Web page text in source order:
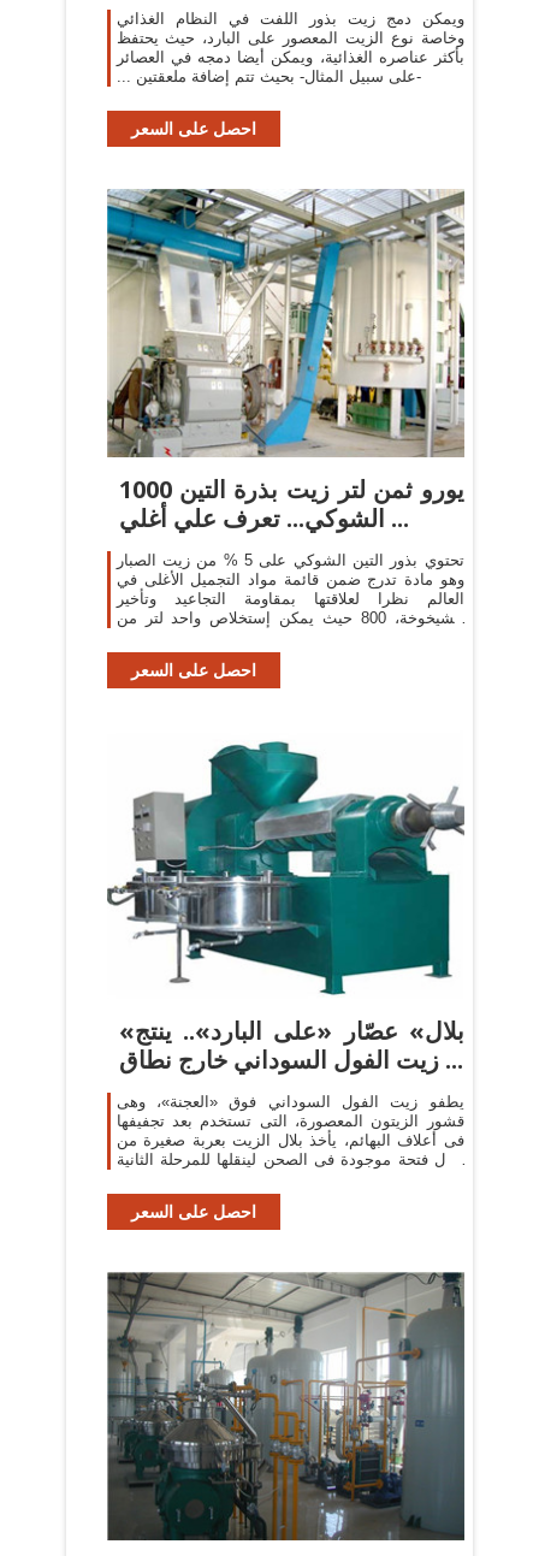
‫ويمكن دمج زيت بذور اللفت في النظام الغذائي
وخاصة نوع الزيت المعصور ‫على البارد، حيث يحتفظ
بأكثر عناصره الغذائية، ويمكن أيضا دمجه في ‫العصائر
-على سبيل المثال- بحيث تتم إضافة ملعقتين ...
احصل على السعر
1000 يورو ثمن لتر زيت بذرة التين
الشوكي... تعرف علي أغلي ...
تحتوي بذور التين الشوكي على 5 % من زيت الصبار
وهو مادة تدرج ضمن قائمة مواد التجميل الأغلى في
العالم نظرا لعلاقتها بمقاومة التجاعيد وتأخير
الشيخوخة، 800 حيث يمكن إستخلاص واحد لتر من
احصل على السعر
«بلال» عصّار «على البارد».. ينتج
زيت الفول السوداني خارج نطاق ...
يطفو زيت الفول السوداني فوق «العجنة»، وهى
قشور الزيتون المعصورة، التى تستخدم بعد تجفيفها
فى أعلاف البهائم، يأخذ بلال الزيت بعربة صغيرة من
خلال فتحة موجودة فى الصحن لينقلها للمرحلة الثانية
احصل على السعر